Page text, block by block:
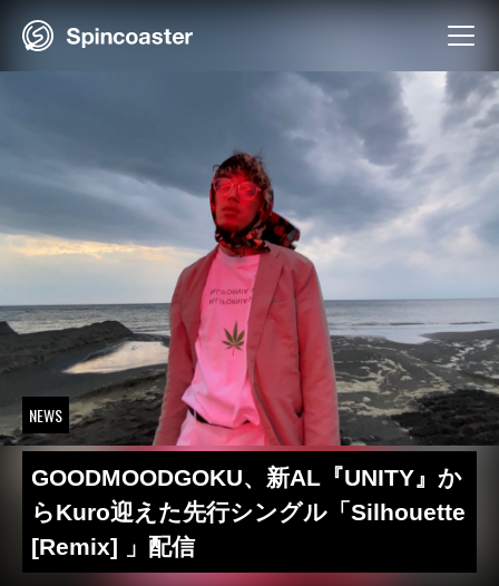
NEWS
GOODMOODGOKU、新AL『UNITY』か
らKuro迎えた先行シングル「Silhouette
[Remix] 」配信